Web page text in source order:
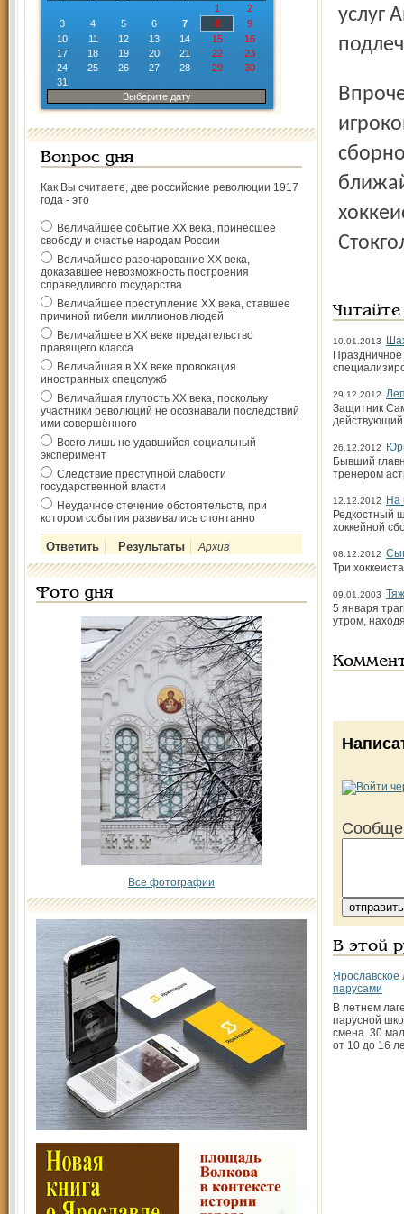
1
2
3
4 5 6 7 8
9
10
11 12 13 14 15
16
17
18 19 20 21 22
23
24
25 26 27 28 29
30
31
Выберите дату
Вопрос дня
Как Вы считаете, две российские революции 1917
года - это
Величайшее событие ХХ века, принёсшее
свободу и счастье народам России
Величайшее разочарование ХХ века,
доказавшее невозможность построения
справедливого государства
Величайшее преступление ХХ века, ставшее
причиной гибели миллионов людей
Величайшее в ХХ веке предательство
правящего класса
Величайшая в ХХ веке провокация
иностранных спецслужб
Величайшая глупость ХХ века, поскольку
участники революций не осознавали последствий
ими совершённого
Всего лишь не удавшийся социальный
эксперимент
Следствие преступной слабости
государственной власти
Неудачное стечение обстоятельств, при
котором события развивались спонтанно
Архив
Фото дня
Все фотографии
услуг
Впрочем, как показывает опыт предыдущих турниров, 25
10.01.2013
29.12.2012
Защитник
действующий
26.12.2012
Бывший
тренером
12.12.2012
На
Редкостный
хоккейной
08.12.2012
Три
09.01.2003
5 января
утром,
В этой
Ярославское
парусами
В летнем
парусной
смена. 30
от 10 до 16